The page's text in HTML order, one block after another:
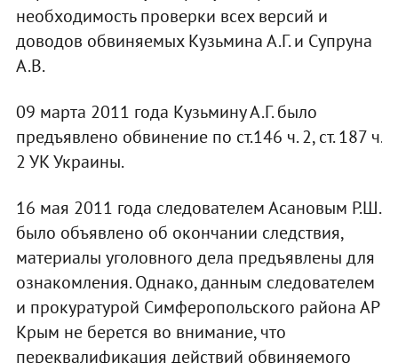
необходимость проверки всех версий и
доводов обвиняемых Кузьмина А.Г. и Супруна
А.В.
09 марта 2011 года Кузьмину А.Г. было
предъявлено обвинение по ст.146 ч. 2, ст. 187 ч.
2 УК Украины.
16 мая 2011 года следователем Асановым Р.Ш.
было объявлено об окончании следствия,
материалы уголовного дела предъявлены для
ознакомления. Однако, данным следователем
и прокуратурой Симферопольского района АР
Крым не берется во внимание, что
переквалификация действий обвиняемого